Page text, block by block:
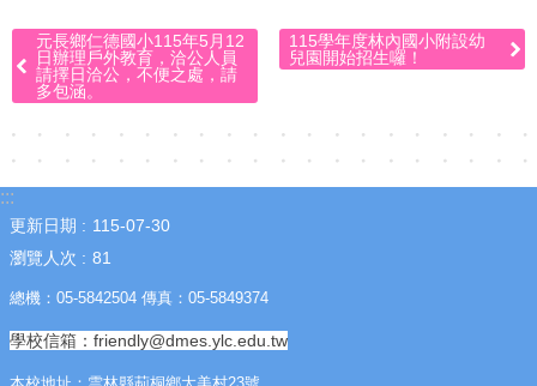
☆
教
訊
息
交
成
元長鄉仁德國小115年5月12
日辦理戶外教育，洽公人員
請擇日洽公，不便之處，請
多包涵。
115學年度林內國小附設幼
兒園開始招生囉！
:::
更新日期
115-07-30
瀏覽人次
81
總機：05-5842504 傳真：05-5849374
學校信箱：friendly@dmes.ylc.edu.tw